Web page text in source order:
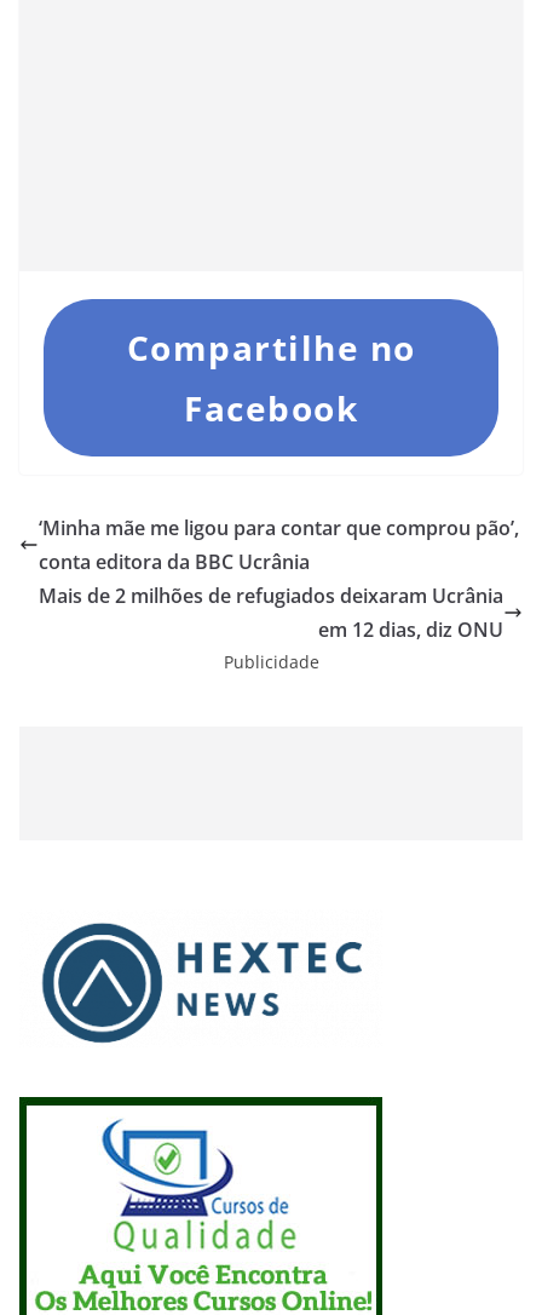
Compartilhe no
Facebook
‘Minha mãe me ligou para contar que comprou pão’,
conta editora da BBC Ucrânia
Mais de 2 milhões de refugiados deixaram Ucrânia
em 12 dias, diz ONU
Publicidade